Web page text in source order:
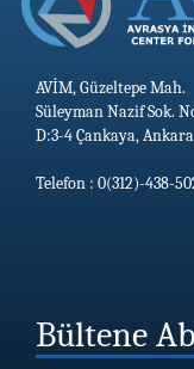
AVİM, Güzeltepe Mah.
Süleyman Nazif Sok.
D:3-4 Çankaya, Ankara
Telefon : 0(312)-438-
Bültene